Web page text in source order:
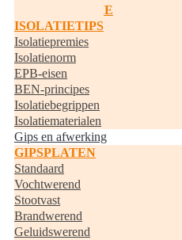
RANDISOLATIE
ISOLATIETIPS
Isolatiepremies
Isolatienorm
EPB-eisen
BEN-principes
Isolatiebegrippen
Isolatiematerialen
Gips en afwerking
GIPSPLATEN
Standaard
Vochtwerend
Stootvast
Brandwerend
Geluidswerend